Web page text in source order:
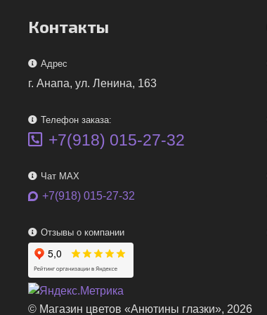
Контакты
Адрес
г. Анапа, ул. Ленина, 163
Телефон заказа:
+7(918) 015-27-32
Чат MAX
+7(918) 015-27-32
Отзывы о компании
© Магазин цветов «Анютины глазки», 2026